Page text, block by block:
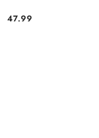
Cena:
47.99